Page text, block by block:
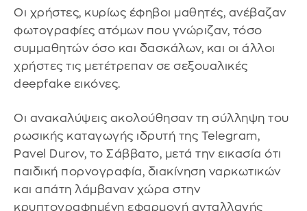
Οι χρήστες, κυρίως έφηβοι μαθητές, ανέβαζαν
φωτογραφίες ατόμων που γνώριζαν, τόσο
συμμαθητών όσο και δασκάλων, και οι άλλοι
χρήστες τις μετέτρεπαν σε σεξουαλικές
deepfake εικόνες.
Οι ανακαλύψεις ακολούθησαν τη σύλληψη του
ρωσικής καταγωγής ιδρυτή της Telegram,
Pavel Durov, το Σάββατο, μετά την εικασία ότι
παιδική πορνογραφία, διακίνηση ναρκωτικών
και απάτη λάμβαναν χώρα στην
κρυπτογραφημένη εφαρμογή ανταλλαγής